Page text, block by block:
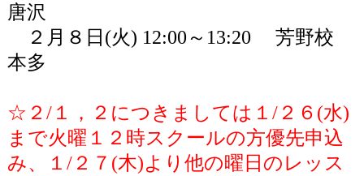
唐沢
２月８日(火) 12:00 ～ 13:20
芳野校
本多
☆２/１，２につきましては１/２６(水)
まで火曜１２時スクールの方優先申込
み、１/２７(木)より他の曜日のレッス